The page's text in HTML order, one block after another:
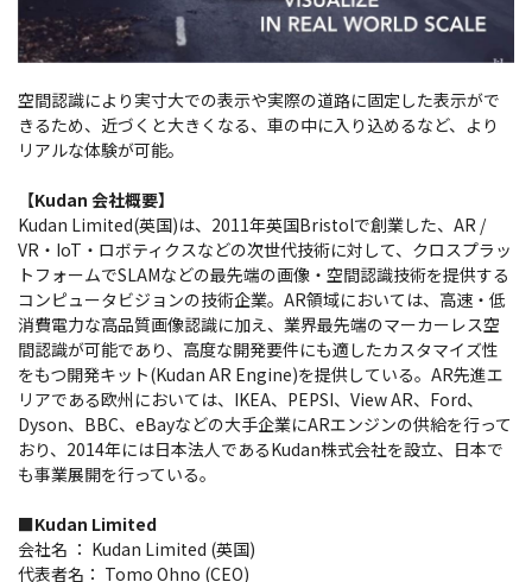
空間認識により実寸大での表示や実際の道路に固定した表示がで
きるため、近づくと大きくなる、車の中に入り込めるなど、より
リアルな体験が可能。
【Kudan 会社概要】
Kudan Limited(英国)は、2011年英国Bristolで創業した、AR /
VR・IoT・ロボティクスなどの次世代技術に対して、クロスプラッ
トフォームでSLAMなどの最先端の画像・空間認識技術を提供する
コンピュータビジョンの技術企業。AR領域においては、高速・低
消費電力な高品質画像認識に加え、業界最先端のマーカーレス空
間認識が可能であり、高度な開発要件にも適したカスタマイズ性
をもつ開発キット(Kudan AR Engine)を提供している。AR先進エ
リアである欧州においては、IKEA、PEPSI、View AR、Ford、
Dyson、BBC、eBayなどの大手企業にARエンジンの供給を行って
おり、2014年には日本法人であるKudan株式会社を設立、日本で
も事業展開を行っている。
■Kudan Limited
会社名 ： Kudan Limited (英国)
代表者名： Tomo Ohno (CEO)